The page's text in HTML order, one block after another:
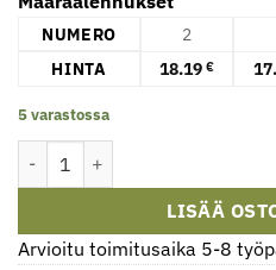
NUMERO 2
HINTA
18.19 €
5 varastossa
LISÄÄ
Arvioitu toimitusaika 5-8